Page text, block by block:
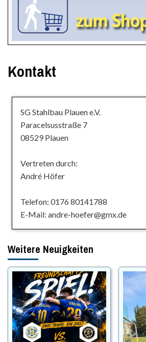
Kontakt
SG Stahlbau Plauen e.V.
Paracelsusstraße 7
08529 Plauen
Vertreten durch:
André Höfer
Telefon: 0176 80141788
E-Mail: andre-hoefer@gmx.de
Weitere Neuigkeiten